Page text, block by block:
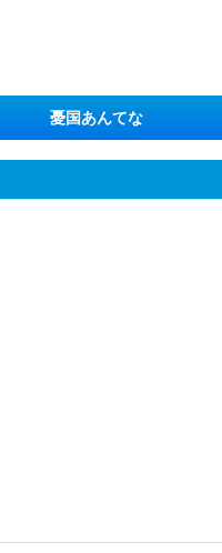
憂国あんてな